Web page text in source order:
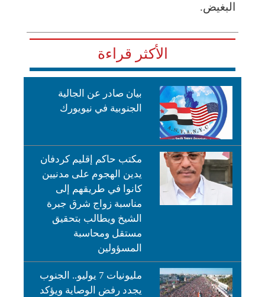
البغيض.
الأكثر قراءة
بيان صادر عن الجالية
الجنوبية في نيويورك
مكتب حاكم إقليم كردفان
يدين الهجوم على مدنيين
كانوا في طريقهم إلى
مناسبة زواج شرق جبرة
الشيخ ويطالب بتحقيق
مستقل ومحاسبة
المسؤولين
مليونيات 7 يوليو.. الجنوب
يجدد رفض الوصاية ويؤكد